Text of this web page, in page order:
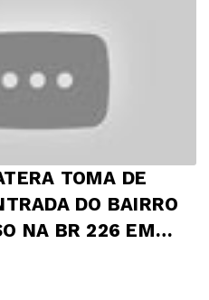
TOMA DE
DO BAIRRO
NA BR 226 EM